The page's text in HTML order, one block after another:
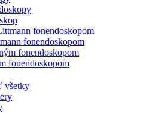
fonendoskopom
fonendoskopom
všetky